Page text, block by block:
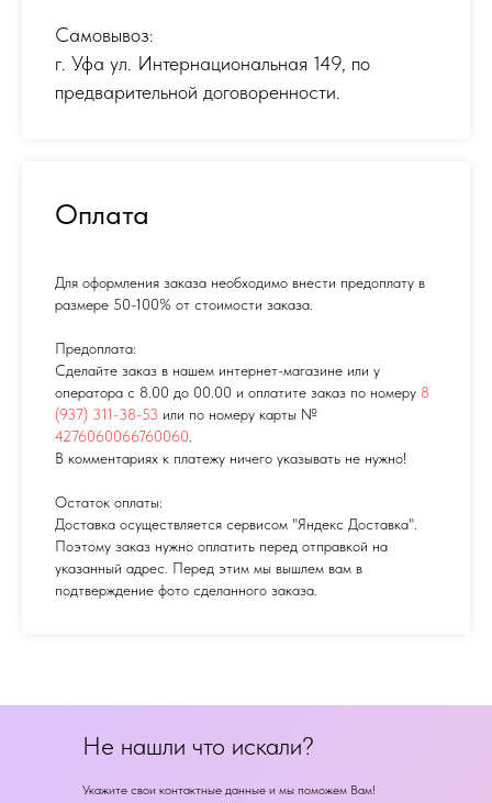
Самовывоз:
г. Уфа ул. Интернациональная 149, по
предварительной договоренности.
Оплата
Для оформления заказа необходимо внести предоплату в
размере 50-100% от стоимости заказа.
Предоплата:
Сделайте заказ в нашем интернет-магазине или у
оператора с 8.00 до 00.00 и оплатите заказ по номеру 8
(937) 311-38-53 или по номеру карты №
4276060066760060
В комментариях к платежу ничего указывать не нужно!
Остаток оплаты:
Доставка осуществляется сервисом "Яндекс Доставка".
Поэтому заказ нужно оплатить перед отправкой на
указанный адрес. Перед этим мы вышлем вам в
подтверждение фото сделанного заказа.
Не нашли что искали?
Укажите свои контактные данные и мы поможем Вам!